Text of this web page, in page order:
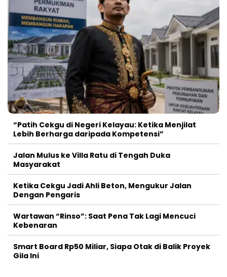
“Patih Cekgu di Negeri Kelayau: Ketika Menjilat
Lebih Berharga daripada Kompetensi”
Jalan Mulus ke Villa Ratu di Tengah Duka
Masyarakat
Ketika Cekgu Jadi Ahli Beton, Mengukur Jalan
Dengan Pengaris
Wartawan “Rinso”: Saat Pena Tak Lagi Mencuci
Kebenaran
Smart Board Rp50 Miliar, Siapa Otak di Balik Proyek
Gila Ini